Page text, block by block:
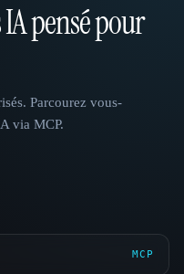
pensé pour
Parcourez vous-
via MCP.
MCP